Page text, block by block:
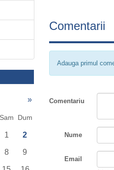
»
Sam Dum
1 2
8 9
Comentarii
Adauga primul
Comentariu
Nume
Email